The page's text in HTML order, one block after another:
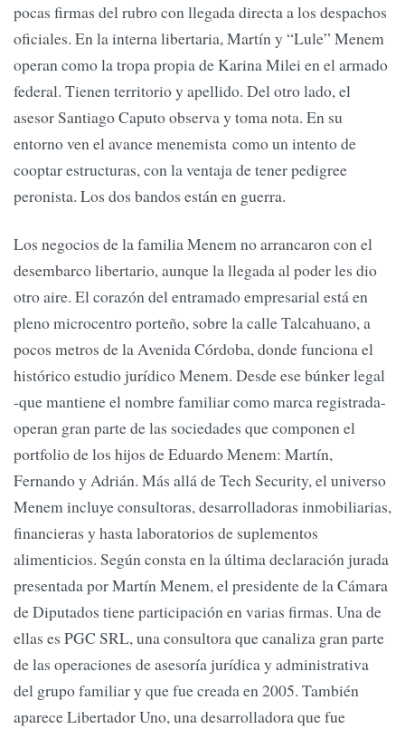
pocas firmas del rubro con llegada directa a los despachos
oficiales. En la interna libertaria, Martín y “Lule” Menem
operan como la tropa propia de Karina Milei en el armado
federal. Tienen territorio y apellido. Del otro lado, el
asesor Santiago Caputo observa y toma nota. En su
entorno ven el avance menemista como un intento de
cooptar estructuras, con la ventaja de tener pedigree
peronista. Los dos bandos están en guerra.
Los negocios de la familia Menem no arrancaron con el
desembarco libertario, aunque la llegada al poder les dio
otro aire. El corazón del entramado empresarial está en
pleno microcentro porteño, sobre la calle Talcahuano, a
pocos metros de la Avenida Córdoba, donde funciona el
histórico estudio jurídico Menem. Desde ese búnker legal
-que mantiene el nombre familiar como marca registrada-
operan gran parte de las sociedades que componen el
portfolio de los hijos de Eduardo Menem: Martín,
Fernando y Adrián. Más allá de Tech Security, el universo
Menem incluye consultoras, desarrolladoras inmobiliarias,
financieras y hasta laboratorios de suplementos
alimenticios. Según consta en la última declaración jurada
presentada por Martín Menem, el presidente de la Cámara
de Diputados tiene participación en varias firmas. Una de
ellas es PGC SRL, una consultora que canaliza gran parte
de las operaciones de asesoría jurídica y administrativa
del grupo familiar y que fue creada en 2005. También
aparece Libertador Uno, una desarrolladora que fue